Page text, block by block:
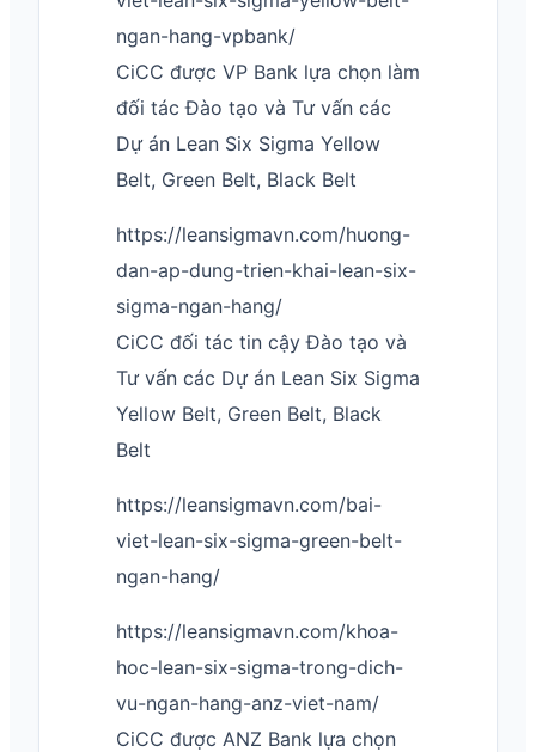
ngan-hang-vpbank/
CiCC được VP Bank lựa chọn làm
đối tác Đào tạo và Tư vấn các
Dự án Lean Six Sigma Yellow
Belt, Green Belt, Black Belt
https://leansigmavn.com/huong-
dan-ap-dung-trien-khai-lean-six-
sigma-ngan-hang/
CiCC đối tác tin cậy Đào tạo và
Tư vấn các Dự án Lean Six Sigma
Yellow Belt, Green Belt, Black
Belt
https://leansigmavn.com/bai-
viet-lean-six-sigma-green-belt-
ngan-hang/
https://leansigmavn.com/khoa-
hoc-lean-six-sigma-trong-dich-
vu-ngan-hang-anz-viet-nam/
CiCC được ANZ Bank lựa chọn